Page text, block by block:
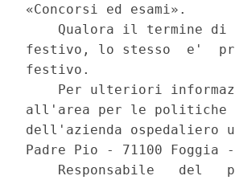
«Concorsi ed esami».
Qualora il termine di
festivo, lo stesso  e'
festivo.
Per ulteriori
all'area per le politiche
dell'azienda
Padre Pio - 71100
Responsabile   del